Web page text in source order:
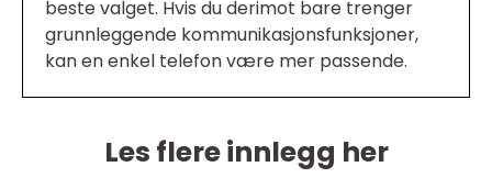
beste valget. Hvis du derimot bare trenger
grunnleggende kommunikasjonsfunksjoner,
kan en enkel telefon være mer passende.
Les flere innlegg her